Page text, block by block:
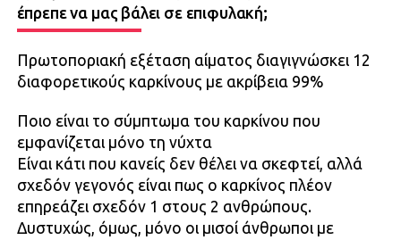
έπρεπε να μας βάλει σε επιφυλακή;
Πρωτοποριακή εξέταση αίματος διαγιγνώσκει 12
διαφορετικούς καρκίνους με ακρίβεια 99%
Ποιο είναι το σύμπτωμα του καρκίνου που
εμφανίζεται μόνο τη νύχτα
Είναι κάτι που κανείς δεν θέλει να σκεφτεί, αλλά
σχεδόν γεγονός είναι πως ο καρκίνος πλέον
επηρεάζει σχεδόν 1 στους 2 ανθρώπους.
Δυστυχώς, όμως, μόνο οι μισοί άνθρωποι με